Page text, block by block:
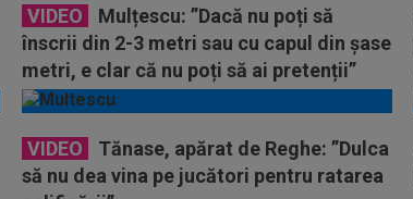
VIDEO
Mulțescu: ”Dacă nu poți să
înscrii din 2-3 metri sau cu capul din șase
metri, e clar că nu poți să ai pretenții”
VIDEO
Tănase, apărat de Reghe: ”Dulca
să nu dea vina pe jucători pentru ratarea